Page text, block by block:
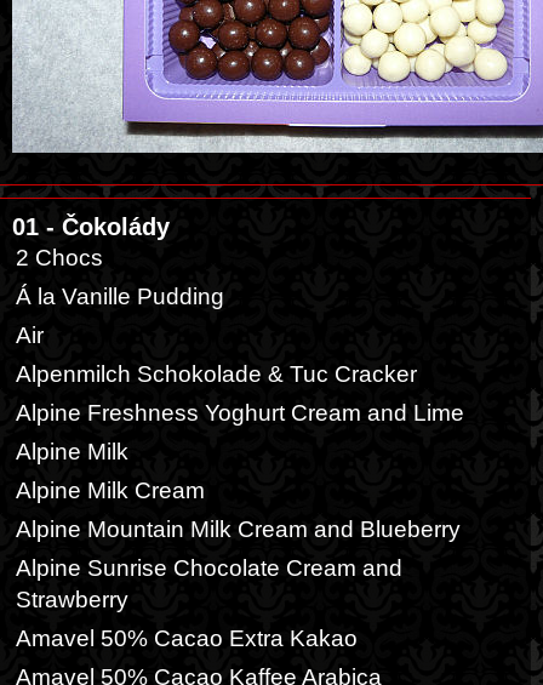
01 - Čokolády
2 Chocs
Á la Vanille Pudding
Air
Alpenmilch Schokolade & Tuc Cracker
Alpine Freshness Yoghurt Cream and Lime
Alpine Milk
Alpine Milk Cream
Alpine Mountain Milk Cream and Blueberry
Alpine Sunrise Chocolate Cream and
Strawberry
Amavel 50% Cacao Extra Kakao
Amavel 50% Cacao Kaffee Arabica